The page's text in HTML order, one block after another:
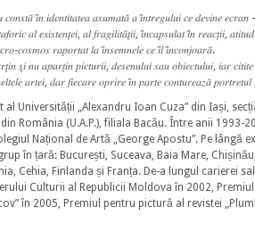
𝑖̂𝑛 𝑖𝑑𝑒𝑛𝑡𝑖𝑡𝑎𝑡𝑒𝑎 𝑎𝑠𝑢𝑚𝑎𝑡𝑎̆ 𝑎 𝑖̂𝑛𝑡𝑟𝑒𝑔𝑢𝑙𝑢𝑖 𝑐𝑒 𝑑𝑒𝑣𝑖𝑛𝑒 𝑒𝑐𝑟𝑎𝑛
𝑎𝑙 𝑒𝑥𝑖𝑠𝑡𝑒𝑛𝑡̦𝑒𝑖, 𝑎𝑙 𝑓𝑟𝑎𝑔𝑖𝑙𝑖𝑡𝑎̆𝑡̦𝑖𝑖, 𝑖̂𝑛𝑐𝑎𝑝𝑠𝑢𝑙𝑎𝑡 𝑖̂𝑛 𝑟𝑒𝑎𝑐𝑡̦𝑖𝑖,
𝑐𝑜𝑠𝑚𝑜𝑠 𝑟𝑎𝑝𝑜𝑟𝑡𝑎𝑡 𝑙𝑎 𝑖̂𝑛𝑠𝑒𝑚𝑛𝑒𝑙𝑒 𝑐𝑒 𝑖̂𝑙 𝑖̂𝑛𝑐𝑜𝑛𝑗𝑜𝑎𝑟𝑎̆.
𝑠̧𝑖 𝑛𝑢 𝑎𝑝𝑎𝑟𝑡̦𝑖𝑛 𝑝𝑖𝑐𝑡𝑢𝑟𝑖𝑖, 𝑑𝑒𝑠𝑒𝑛𝑢𝑙𝑢𝑖 𝑠𝑎𝑢 𝑜𝑏𝑖𝑒𝑐𝑡𝑢𝑙𝑢𝑖, 𝑖𝑎𝑟
𝑎𝑟𝑡𝑒𝑖, 𝑑𝑎𝑟 𝑓𝑖𝑒𝑐𝑎𝑟𝑒 𝑜𝑝𝑟𝑖𝑟𝑒 𝑖̂𝑛 𝑝𝑎𝑟𝑡𝑒 𝑐𝑜𝑛𝑡𝑢𝑟𝑒𝑎𝑧𝑎̆
al Universității „Alexandru Ioan Cuza” din Iași,
România (U.A.P.), filiala Bacău. Între anii
Național de Artă „George Apostu”. Pe lângă
în țară: București, Suceava, Baia Mare,
Cehia, Finlanda și Franța. De-a lungul carierei
Culturii al Republicii Moldova în 2002,
în 2005, Premiul pentru pictură al revistei